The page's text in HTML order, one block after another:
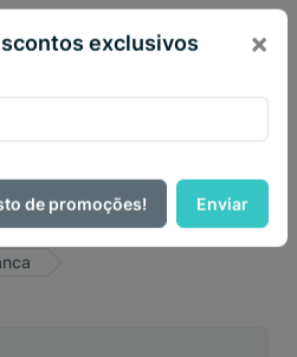
exclusivos ×
de promoções! Enviar